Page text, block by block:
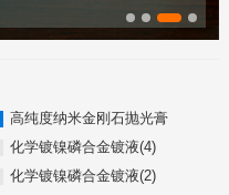
高纯度纳米金刚石抛光膏
化学镀镍磷合金镀液(4)
化学镀镍磷合金镀液(2)